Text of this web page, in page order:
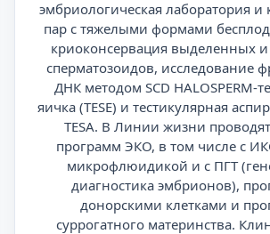
эмбриологическая лаборатория и
пар с тяжелыми формами
криоконсервация выделенных
сперматозоидов, исследование
ДНК методом SCD HALOSPERM-
яичка (TESE) и тестикулярная
TESA. В Линии жизни
программ ЭКО, в том числе с
микрофлюидикой и с ПГТ
диагностика эмбрионов),
донорскими клетками и
суррогатного материнства.